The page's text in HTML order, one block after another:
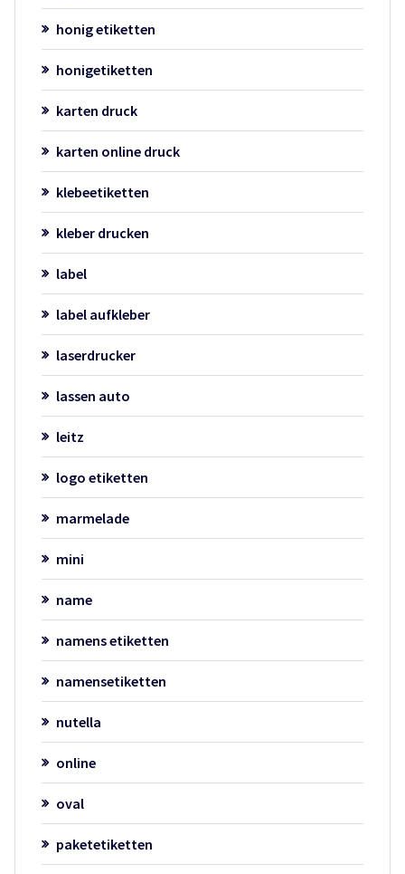
honig etiketten
honigetiketten
karten druck
karten online druck
klebeetiketten
kleber drucken
label
label aufkleber
laserdrucker
lassen auto
leitz
logo etiketten
marmelade
mini
name
namens etiketten
namensetiketten
nutella
online
oval
paketetiketten